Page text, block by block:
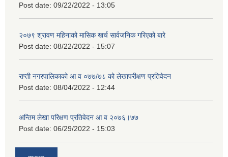
Post date: 09/22/2022 - 13:05
२०७९ श्रावण महिनाको मासिक खर्च सार्वजनिक गरिएको बारे
Post date: 08/22/2022 - 15:07
राप्ती नगरपालिकाको आ व ०७७/७८ को लेखापरीक्षण प्रतिवेदन
Post date: 08/04/2022 - 12:44
अन्तिम लेखा परिक्षण प्रतिवेदन आ व २०७६।७७
Post date: 06/29/2022 - 15:03